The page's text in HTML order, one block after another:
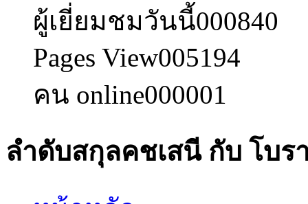
ผู้เยี่ยมชมวันนี้000840
Pages View005194
คน online000001
ลำดับสกุลคชเสนี กับ โบ